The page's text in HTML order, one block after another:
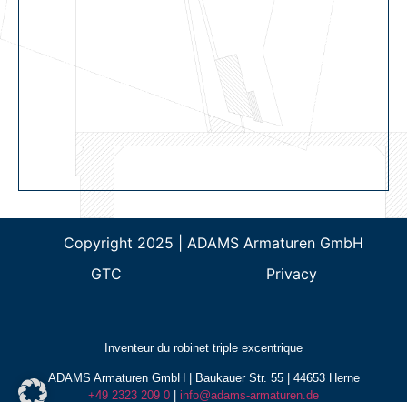
Copyright 2025 | ADAMS Armaturen GmbH
GTC
Privacy
Inventeur du robinet triple excentrique
ADAMS Armaturen GmbH | Baukauer Str. 55 | 44653 Herne
+49 2323 209 0
info@adams-armaturen.de